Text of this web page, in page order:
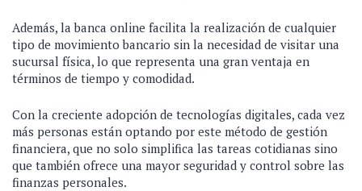
Además, la banca online facilita la realización de cualquier
tipo de movimiento bancario sin la necesidad de visitar una
sucursal física, lo que representa una gran ventaja en
términos de tiempo y comodidad.
Con la creciente adopción de tecnologías digitales, cada vez
más personas están optando por este método de gestión
financiera, que no solo simplifica las tareas cotidianas sino
que también ofrece una mayor seguridad y control sobre las
finanzas personales.